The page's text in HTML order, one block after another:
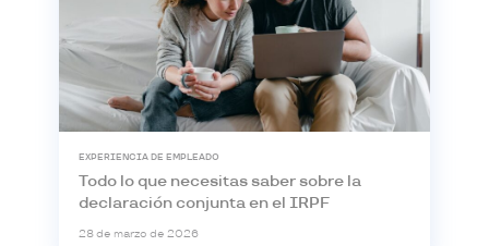
EXPERIENCIA DE EMPLEADO
Todo lo que necesitas saber sobre la
declaración conjunta en el IRPF
28 de marzo de 2026